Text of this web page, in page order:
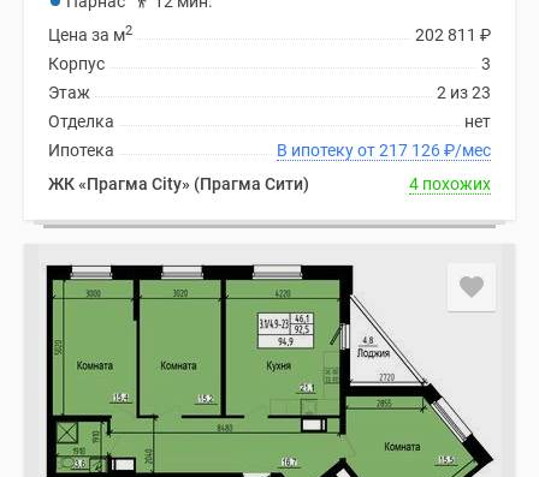
202 811 ₽
Цена за м2
3
Корпус
2 из 23
Этаж
нет
Отделка
В ипотеку от 217 126₽/мес
Ипотека
ЖК «Прагма City» (Прагма Сити)
4 похожих